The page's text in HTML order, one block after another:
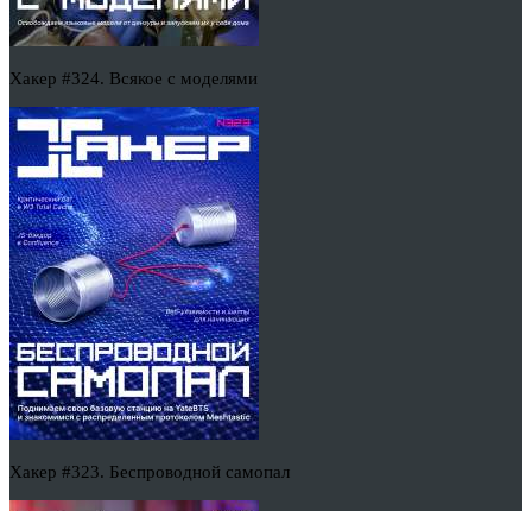
Хакер #324. Всякое с моделями
Хакер #323. Беспроводной самопал